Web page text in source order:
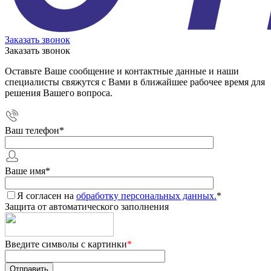
Заказать звонок
Заказать звонок
Оставьте Ваше сообщение и контактные данные и наши
специалисты свяжутся с Вами в ближайшее рабочее время для
решения Вашего вопроса.
Ваш телефон*
Ваше имя*
Я согласен на обработку персональных данных.*
Защита от автоматического заполнения
Введите символы с картинки*